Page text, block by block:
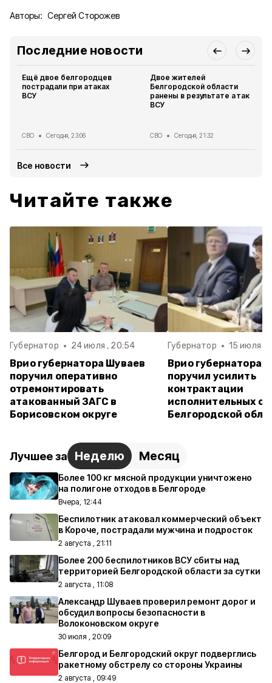
Авторы: Сергей Сторожев
Последние новости
Ещё двое белгородцев
пострадали при атаках
ВСУ
СВО Сегодня, 23:06
Двое жителей
Белгородской области
ранены в результате атак
ВСУ
СВО Сегодня, 21:32
Все новости
Читайте также
Губернатор 24 июля , 20:54
Врио губернатора Шуваев
поручил оперативно
отремонтировать
атакованный ЗАГС в
Борисовском округе
Губернатор 15 июля ,
Врио губернатора
поручил усилить
контрактации
исполнительных
Белгородской
Лучшее за Неделю Месяц
Более 100 кг мясной продукции уничтожено
на полигоне отходов в Белгороде
Вчера, 12:44
Беспилотник атаковал коммерческий объект
в Короче, пострадали мужчина и подросток
2 августа , 21:11
Более 200 беспилотников ВСУ сбиты над
территорией Белгородской области за сутки
2 августа , 11:08
Александр Шуваев проверил ремонт дорог и
обсудил вопросы безопасности в
Волоконовском округе
30 июля , 20:09
Белгород и Белгородский округ подверглись
ракетному обстрелу со стороны Украины
2 августа , 09:49